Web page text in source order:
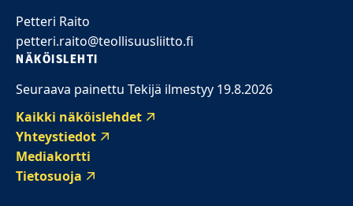
Petteri Raito
petteri.raito@teollisuusliitto.fi
NÄKÖISLEHTI
Seuraava painettu Tekijä ilmestyy 19.8.2026
Kaikki näköislehdet
Yhteystiedot
Mediakortti
Tietosuoja